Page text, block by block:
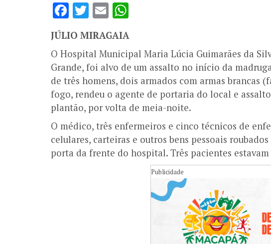
Facebook
Twitter
Email
JÚLIO MIRAGAIA
O Hospital Municipal Maria Lúcia Guimarães da
Grande, foi alvo de um assalto no início da
de três homens, dois armados com armas brancas
fogo, rendeu o agente de portaria do local e
plantão, por volta de meia-noite.
O médico, três enfermeiros e cinco técnicos de
celulares, carteiras e outros bens pessoais
porta da frente do hospital. Três pacientes
Publicidade